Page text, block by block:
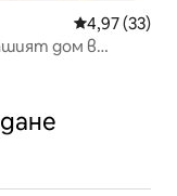
Средна
4,97 (33)
дом в